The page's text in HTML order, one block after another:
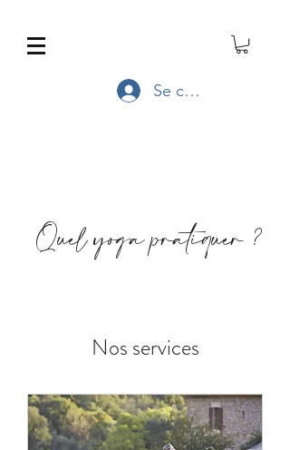
Se connecter
Nos services
Quel yoga pratiquer ?